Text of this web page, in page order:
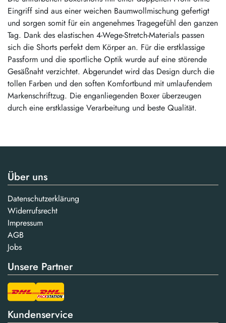
Eingriff sind aus einer weichen Baumwollmischung gefertigt
und sorgen somit für ein angenehmes Tragegefühl den ganzen
Tag. Dank des elastischen 4-Wege-Stretch-Materials passen
sich die Shorts perfekt dem Körper an. Für die erstklassige
Passform und die sportliche Optik wurde auf eine störende
Gesäßnaht verzichtet. Abgerundet wird das Design durch die
tollen Farben und den soften Komfortbund mit umlaufendem
Markenschriftzug. Die enganliegenden Boxer überzeugen
durch eine erstklassige Verarbeitung und beste Qualität.
Über uns
Datenschutzerklärung
Widerrufsrecht
Impressum
AGB
Jobs
Unsere Partner
Kundenservice